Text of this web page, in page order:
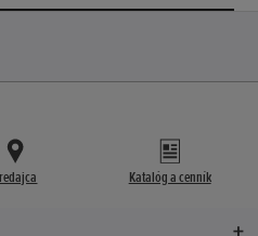
Katalóg a cenník